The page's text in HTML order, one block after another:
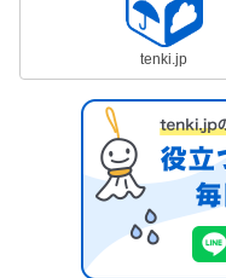
tenki.jp